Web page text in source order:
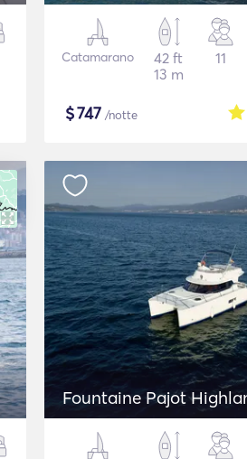
Catamarano
42 ft
13 m
11
$747 /notte
Fountaine Pajot